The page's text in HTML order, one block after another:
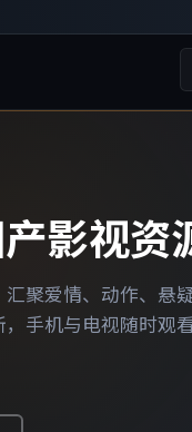
影视资
聚爱情、动作、悬
手机与电视随时观看